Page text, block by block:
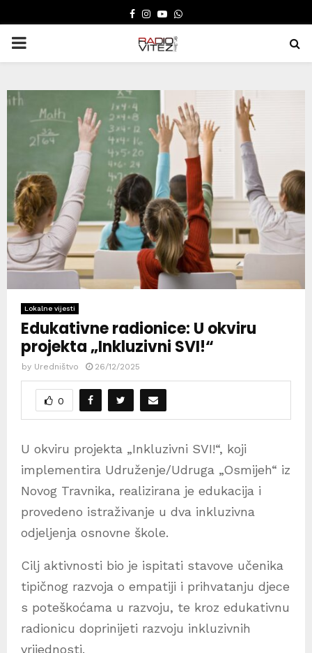
FACEBOOK
INSTAGRAM
YOUTUBE
WHATSAPP
PRIMARY
Lokalne vijesti
Edukativne radionice: U okviru
projekta „Inkluzivni SVI!“
by Uredništvo 26/12/2025
0
U okviru projekta „Inkluzivni SVI!“, koji
implementira Udruženje/Udruga „Osmijeh“ iz
Novog Travnika, realizirana je edukacija i
provedeno istraživanje u dva inkluzivna
odjeljenja osnovne škole.
Cilj aktivnosti bio je ispitati stavove učenika
tipičnog razvoja o empatiji i prihvatanju djece
s poteškoćama u razvoju, te kroz edukativnu
radionicu doprinijeti razvoju inkluzivnih
vrijednosti.